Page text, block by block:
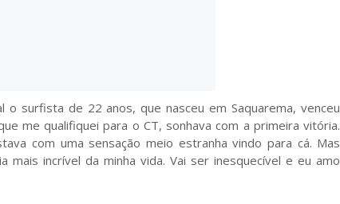
surfista de 22 anos, que nasceu em Saquarema, venceu
me qualifiquei para o CT, sonhava com a primeira vitória.
com uma sensação meio estranha vindo para cá. Mas
incrível da minha vida. Vai ser inesquecível e eu amo